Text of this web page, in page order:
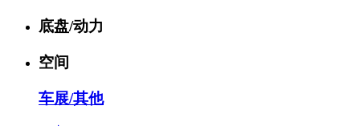
底盘/动力
空间
车展/其他